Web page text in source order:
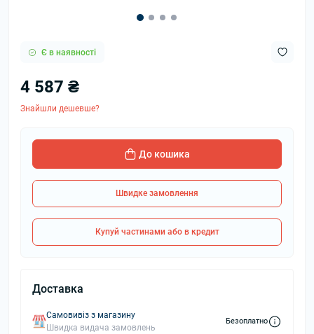
Є в наявності
4 587 ₴
Знайшли дешевше?
До кошика
Швидке замовлення
Купуй частинами або в кредит
Доставка
Самовивіз з магазину
Швидка видача замовлень
Безоплатно